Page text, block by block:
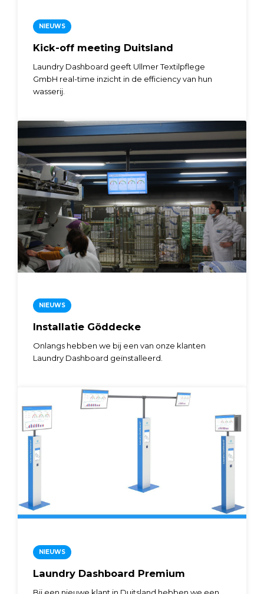
NIEUWS
Kick-off meeting Duitsland
Laundry Dashboard geeft Ullmer Textilpflege
GmbH real-time inzicht in de efficiency van hun
wasserij.
NIEUWS
Installatie Göddecke
Onlangs hebben we bij een van onze klanten
Laundry Dashboard geïnstalleerd.
NIEUWS
Laundry Dashboard Premium